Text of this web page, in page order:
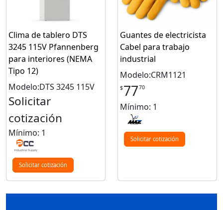
Clima de tablero DTS
3245 115V Pfannenberg
para interiores (NEMA
Tipo 12)
Modelo:DTS 3245 115V
Solicitar
cotización
Mínimo: 1
Solicitar cotización
Guantes de electricista
Cabel para trabajo
industrial
Modelo:CRM1121
$7770
Mínimo: 1
Solicitar cotización